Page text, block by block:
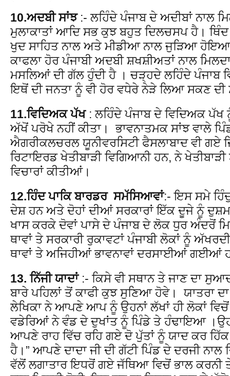
10.ਅਦਬੀ ਸਾਂਝ:- ਲਹਿੰਦੇ ਪੰਜਾਬ ਦੇ ਅਦੀਬਾਂ ਨਾਲ
ਮੁਲਾਕਾਤਾਂ ਆਦਿ ਸਭ ਕੁਝ ਬਹੁਤ ਦਿਲਚਸਪ ਹੈ। ਥਿੰਦ
ਖੁਦ ਸਾਹਿਤ ਨਾਲ ਅਤੇ ਮੀਡੀਆ ਨਾਲ ਜੁੜਿਆ
ਕਾਫਲਾ ਹੋਰ ਪੰਜਾਬੀ ਅਦਬੀ ਸ਼ਖਸ਼ੀਅਤਾਂ ਨਾਲ
ਮਸਲਿਆਂ ਦੀ ਗੱਲ ਹੁੰਦੀ ਹੈ । ਚੜ੍ਹਦੇ ਲਹਿੰਦੇ ਪੰਜਾਬ
ਇਥੋਂ ਦੀ ਜਨਤਾ ਨੂੰ ਵੀ ਹੋਰ ਵਧੇਰੇ ਨੇੜੇ ਲਿਆ ਸਕਣ ਦੀ
11.ਵਿਦਿਅਕ ਪੱਖ: ਲਹਿੰਦੇ ਪੰਜਾਬ ਦੇ ਵਿਦਿਅਕ ਪੱਖ
ਅੱਖੋਂ ਪਰੋਖੇ ਨਹੀਂ ਕੀਤਾ। ਭਾਵਨਾਤਮਕ ਸਾਂਝ ਵਾਲੇ
ਐਗਰੀਕਲਚਰਲ ਯੂਨੀਵਰਸਿਟੀ ਫੈਸਲਾਬਾਦ ਵੀ ਗਏ
ਰਿਟਾਇਰਡ ਖੇਤੀਬਾੜੀ ਵਿਗਿਆਨੀ ਹਨ, ਨੇ
ਵਿਚਾਰਾਂ ਕੀਤੀਆਂ।
12.ਹਿੰਦ ਪਾਕਿ ਬਾਰਡਰ ਸਮੱਸਿਆਵਾਂ:- ਇਸ ਸਮੇ
ਦੇਸ਼ ਹਨ ਅਤੇ ਦੋਹਾਂ ਦੀਆਂ ਸਰਕਾਰਾਂ ਇੱਕ ਦੂਜੇ ਨੂੰ
ਖਾਸ ਕਰਕੇ ਦੋਵਾਂ ਪਾਸੇ ਦੇ ਪੰਜਾਬ ਦੇ ਲੋਕ ਧੁਰ ਅੰਦਰੋਂ
ਥਾਵਾਂ ਤੇ ਸਰਕਾਰੀ ਰੁਕਾਵਟਾਂ ਪੰਜਾਬੀ ਲੋਕਾਂ ਨੂੰ
ਥਾਵਾਂ ਤੇ ਅਜਿਹੀਆਂ ਭਾਵਨਾਵਾਂ ਦਰਸਾਈਆਂ ਗਈਆਂ
13. ਨਿੱਜੀ ਯਾਦਾਂ:- ਕਿਸੇ ਵੀ ਸਥਾਨ ਤੇ ਜਾਣ ਦਾ
ਬਾਰੇ ਪਹਿਲਾਂ ਤੋਂ ਕਾਫੀ ਕੁਝ ਸੁਣਿਆ ਹੋਵੇ। ਯਾਤਰਾ
ਲੇਖਿਕਾ ਨੇ ਆਪਣੇ ਆਪ ਨੂੰ ਉਹਨਾਂ ਲੱਖਾਂ ਹੀ ਲੋਕਾਂ
ਵਡੇਰਿਆਂ ਨੇ ਵੰਡ ਦੇ ਦੁਖਾਂਤ ਨੂੰ ਪਿੰਡੇ ਤੇ ਹੰਢਾਇਆ ।ਉਹ
ਆਪਣੇ ਰਾਹ ਵਿੱਚ ਰਹਿ ਗਏ ਦੋ ਪੁੱਤਾਂ ਨੂੰ ਯਾਦ ਕਰ
ਹੈ।” ਆਪਣੇ ਦਾਦਾ ਜੀ ਦੀ ਗੱਟੀ ਪਿੰਡ ਦੇ ਦਰਜੀ
ਵੱਲੋਂ ਲਗਾਤਾਰ ਇਧਰੋਂ ਗਏ ਜੱਥਿਆ ਵਿਚੋਂ ਭਾਲ ਕਰਨੀ